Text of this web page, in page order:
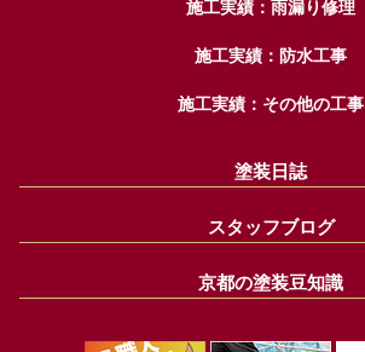
施工実績：雨漏り修理
施工実績：防水工事
施工実績：その他の工事
塗装日誌
スタッフブログ
京都の塗装豆知識